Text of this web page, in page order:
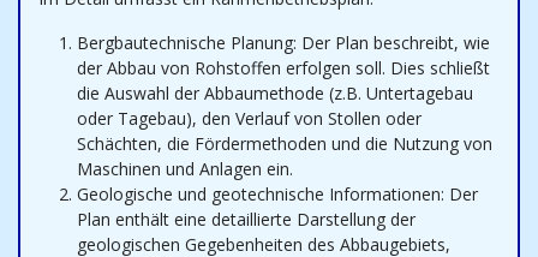
Bergbautechnische Planung: Der Plan beschreibt, wie
der Abbau von Rohstoffen erfolgen soll. Dies schließt
die Auswahl der Abbaumethode (z.B. Untertagebau
oder Tagebau), den Verlauf von Stollen oder
Schächten, die Fördermethoden und die Nutzung von
Maschinen und Anlagen ein.
Geologische und geotechnische Informationen: Der
Plan enthält eine detaillierte Darstellung der
geologischen Gegebenheiten des Abbaugebiets,